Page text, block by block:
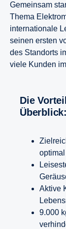
Gemeinsam
Thema
internationale
seinen ersten
des Standorts
viele Kunden
Die Vorteile des Scania E-Lkw im
Überblick:
Aktive
9.000